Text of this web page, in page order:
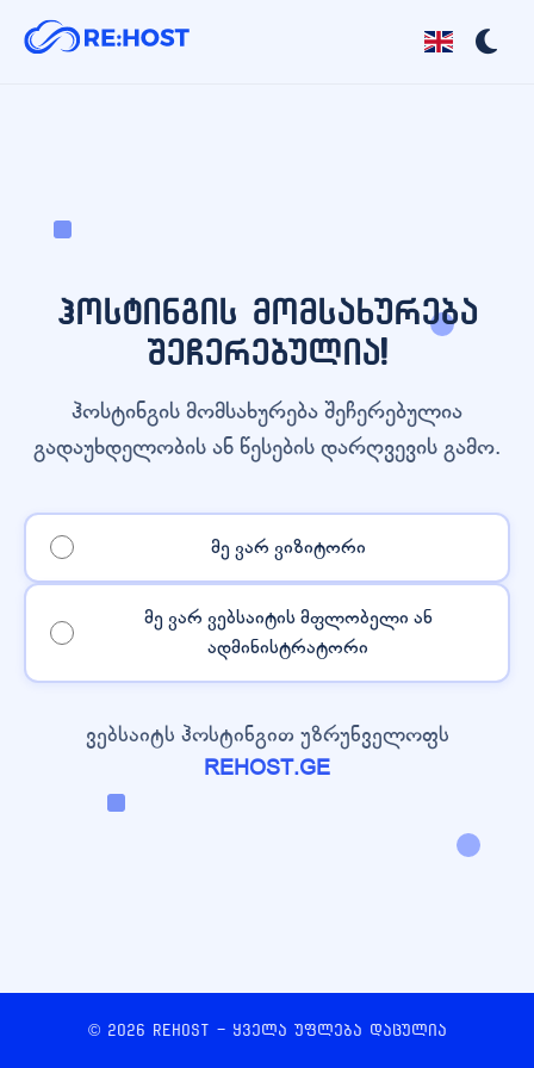
ჰოსტინგის მომსახურება
შეჩერებულია!
ჰოსტინგის მომსახურება შეჩერებულია
გადაუხდელობის ან წესების დარღვევის გამო.
მე ვარ ვიზიტორი
მე ვარ ვებსაიტის მფლობელი ან
ადმინისტრატორი
ვებსაიტს ჰოსტინგით უზრუნველოფს
REHOST.GE
© 2026 REHOST - ყველა უფლება დაცულია